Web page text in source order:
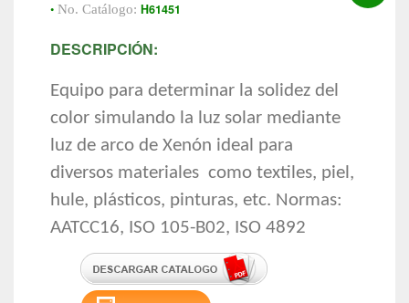
• No. Catálogo: H61451
DESCRIPCIÓN:
Equipo para determinar la solidez del
color simulando la luz solar mediante
luz de arco de Xenón ideal para
diversos materiales como textiles, piel,
hule, plásticos, pinturas, etc. Normas:
AATCC16, ISO 105-B02, ISO 4892